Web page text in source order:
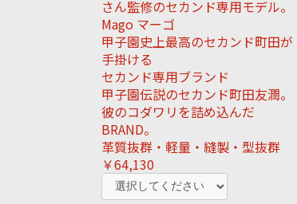
さん監修のセカンド専用モデル。
Mago マーゴ
甲子園史上最高のセカンド町田が
手掛ける
セカンド専用ブランド
甲子園伝説のセカンド町田友潤。
彼のコダワリを詰め込んだ
BRAND。
革質抜群・軽量・縫製・型抜群
￥64,130